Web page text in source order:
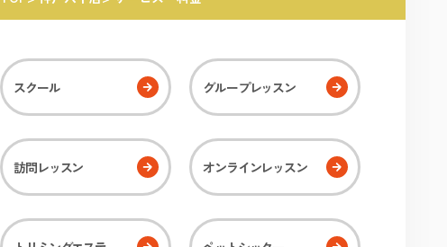
スクール グループレッスン
訪問レッスン オンラインレッスン